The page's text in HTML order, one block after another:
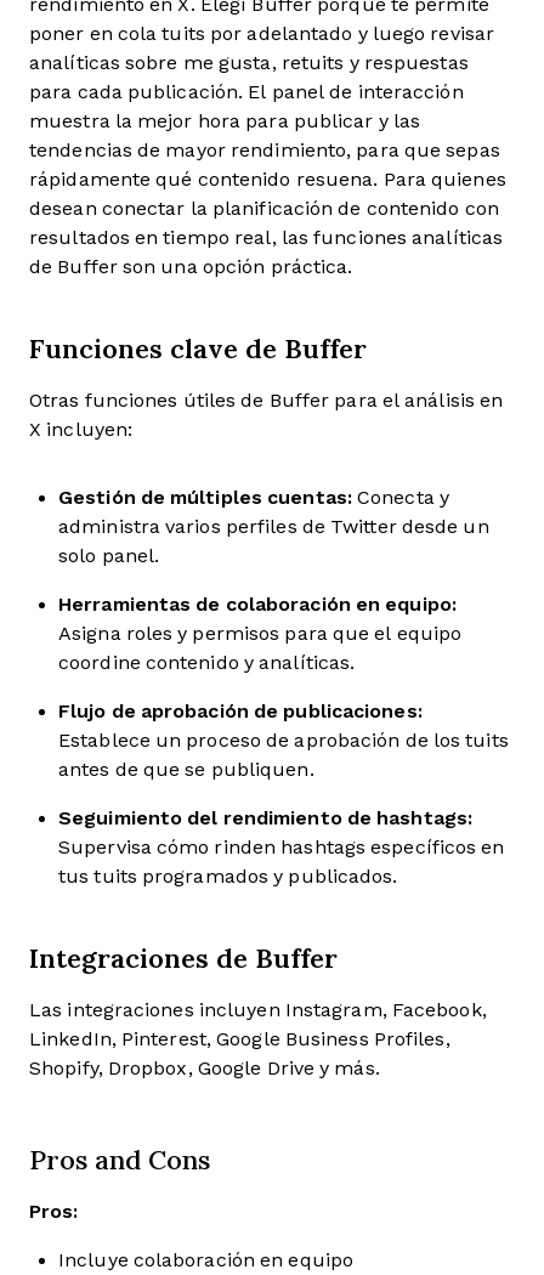
rendimiento en X. Elegí Buffer porque te permite
poner en cola tuits por adelantado y luego revisar
analíticas sobre me gusta, retuits y respuestas
para cada publicación. El panel de interacción
muestra la mejor hora para publicar y las
tendencias de mayor rendimiento, para que sepas
rápidamente qué contenido resuena. Para quienes
desean conectar la planificación de contenido con
resultados en tiempo real, las funciones analíticas
de Buffer son una opción práctica.
Funciones clave de Buffer
Otras funciones útiles de Buffer para el análisis en
X incluyen:
Gestión de múltiples cuentas:Conecta y
administra varios perfiles de Twitter desde un
solo panel.
Herramientas de colaboración en equipo:
Asigna roles y permisos para que el equipo
coordine contenido y analíticas.
Flujo de aprobación de publicaciones:
Establece un proceso de aprobación de los tuits
antes de que se publiquen.
Seguimiento del rendimiento de hashtags:
Supervisa cómo rinden hashtags específicos en
tus tuits programados y publicados.
Integraciones de Buffer
Las integraciones incluyen Instagram, Facebook,
LinkedIn, Pinterest, Google Business Profiles,
Shopify, Dropbox, Google Drive y más.
Pros and Cons
Pros:
Incluye colaboración en equipo